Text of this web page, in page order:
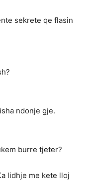
sekrete qe flasin
ndonje gje.
burre tjeter?
lidhje me kete lloj